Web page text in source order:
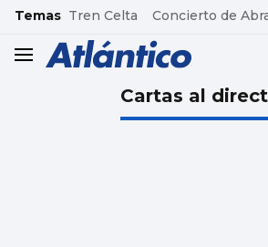
common.go-to-content
Temas Tren Celta Concierto de
header.menu.open
Cartas al